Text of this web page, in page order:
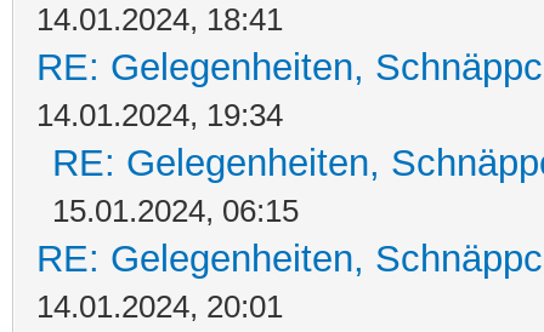
14.01.2024, 18:41
RE: Gelegenheiten,
14.01.2024, 19:34
RE: Gelegenheiten,
15.01.2024, 06:15
RE: Gelegenheiten,
14.01.2024, 20:01